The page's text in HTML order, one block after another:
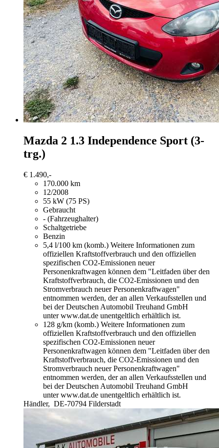
Mazda 2 1.3 Independence Sport (3-
trg.)
€ 1.490,-
170.000 km
12/2008
55 kW (75 PS)
Gebraucht
- (Fahrzeughalter)
Schaltgetriebe
Benzin
5,4 l/100 km (komb.) Weitere Informationen zum
offiziellen Kraftstoffverbrauch und den offiziellen
spezifischen CO2-Emissionen neuer
Personenkraftwagen können dem "Leitfaden über den
Kraftstoffverbrauch, die CO2-Emissionen und den
Stromverbrauch neuer Personenkraftwagen"
entnommen werden, der an allen Verkaufsstellen und
bei der Deutschen Automobil Treuhand GmbH
unter www.dat.de unentgeltlich erhältlich ist.
128 g/km (komb.) Weitere Informationen zum
offiziellen Kraftstoffverbrauch und den offiziellen
spezifischen CO2-Emissionen neuer
Personenkraftwagen können dem "Leitfaden über den
Kraftstoffverbrauch, die CO2-Emissionen und den
Stromverbrauch neuer Personenkraftwagen"
entnommen werden, der an allen Verkaufsstellen und
bei der Deutschen Automobil Treuhand GmbH
unter www.dat.de unentgeltlich erhältlich ist.
Händler, DE-70794 Filderstadt